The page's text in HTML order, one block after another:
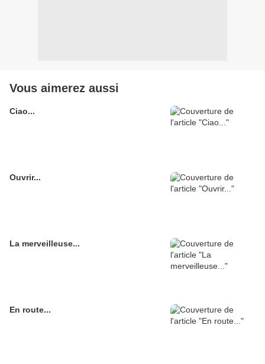
Vous aimerez aussi
Ciao...
Ouvrir...
La merveilleuse...
En route...